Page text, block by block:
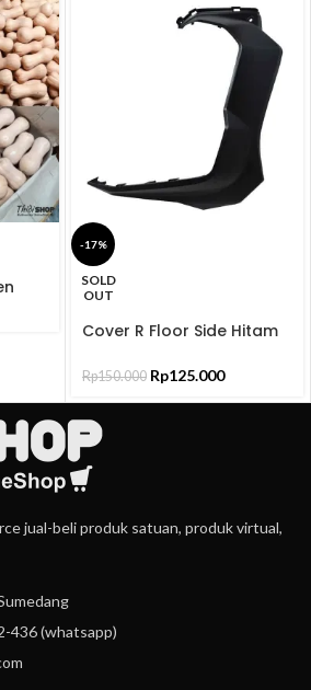
-17%
SOLD
OUT
Cover R Floor Side Hitam
64431K0WN00ZA Bekas
Rp150.000 Rp125.000
jual-beli produk satuan, produk virtual,
436 (whatsapp)